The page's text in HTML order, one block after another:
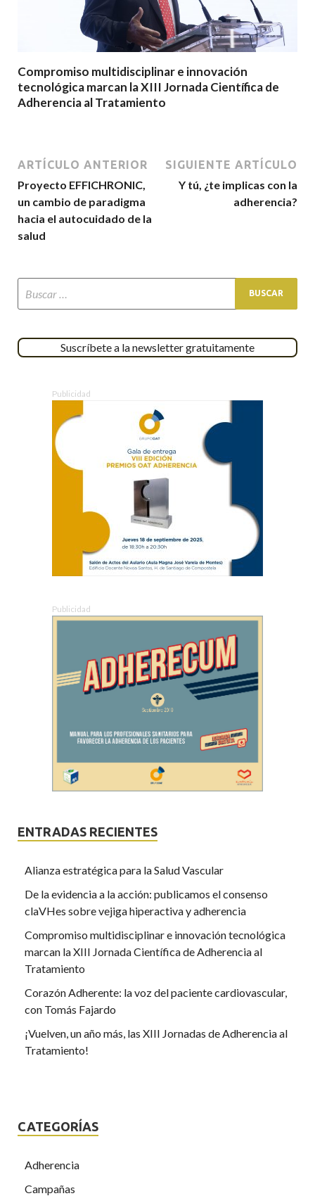
Compromiso multidisciplinar e innovación
tecnológica marcan la XIII Jornada Científica de
Adherencia al Tratamiento
ARTÍCULO ANTERIOR
Proyecto EFFICHRONIC,
un cambio de paradigma
hacia el autocuidado de la
salud
SIGUIENTE ARTÍCULO
Y tú, ¿te implicas con la
adherencia?
Suscríbete a la newsletter gratuitamente
Publicidad
Publicidad
ENTRADAS RECIENTES
Alianza estratégica para la Salud Vascular
De la evidencia a la acción: publicamos el consenso
claVHes sobre vejiga hiperactiva y adherencia
Compromiso multidisciplinar e innovación tecnológica
marcan la XIII Jornada Científica de Adherencia al
Tratamiento
Corazón Adherente: la voz del paciente cardiovascular,
con Tomás Fajardo
¡Vuelven, un año más, las XIII Jornadas de Adherencia al
Tratamiento!
CATEGORÍAS
Adherencia
Campañas